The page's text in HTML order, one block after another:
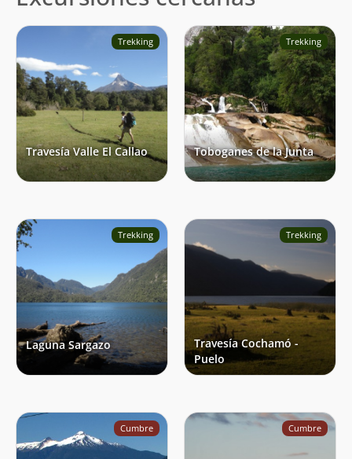
Trekking
Travesía Valle El Callao
Trekking
Toboganes de la Junta
Trekking
Laguna Sargazo
Trekking
Travesía Cochamó -
Puelo
Cumbre Cumbre